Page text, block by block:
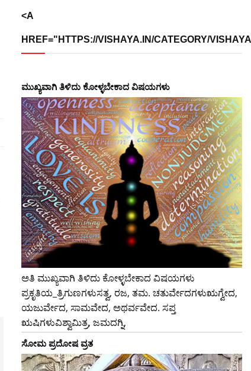
<A
HREF="HTTPS://VISHAYA.IN/CATEGORY/
ಮುಖ್ಯವಾಗಿ ತಿಳಿದು ಕೋಳ್ಳಬೇಕಾದ ವಿಷಯಗಳು
ಅತಿ ಮುಖ್ಯವಾಗಿ ತಿಳಿದು ಕೋಳ್ಳಬೇಕಾದ ವಿಷಯಗಳು
ಪ್ರಕೃತಿಯ_ತ್ರಿಗುಣಗಳುಸತ್ವ, ರಜ, ತಮ. ಚತುರ್ವೇದಗಳುಋಗ್ವೇದ,
ಯಜುರ್ವೇದ, ಸಾಮವೇದ, ಅಥರ್ವವೇದ. ಸಪ್ತ
ಋಷಿಗಳುವಿಶ್ವಾಮಿತ್ರ, ಜಮದಗ್ನಿ,
ಸೋಮ ಪ್ರದೋಷ ವ್ರತ